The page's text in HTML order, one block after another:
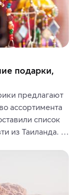
подарки,
предлагают
ассортимента
список
из Таиланда.
интерьера